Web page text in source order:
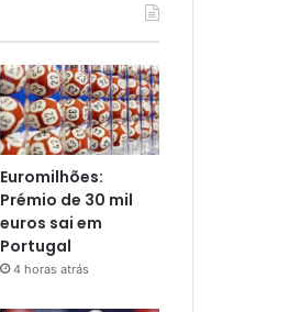
Euromilhões:
Prémio de 30 mil
euros sai em
Portugal
4 horas atrás